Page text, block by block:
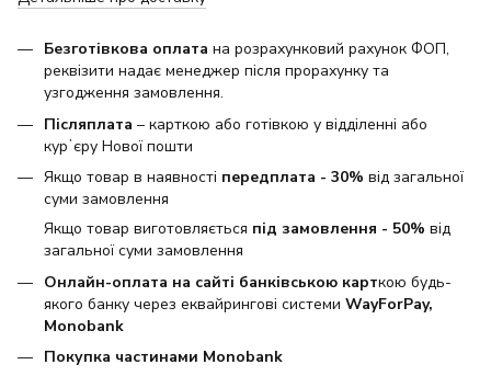
Безготівкова оплата на розрахунковий рахунок ФОП,
реквізити надає менеджер після прорахунку та
узгодження замовлення.
Післяплата – карткою або готівкою у відділенні або
курʼєру Нової пошти
Якщо товар в наявності передплата - 30% від загальної
суми замовлення
Якщо товар виготовляється під замовлення - 50% від
загальної суми замовлення
Онлайн-оплата на сайті банківською карткою будь-
якого банку через еквайрингові системи WayForPay,
Monobank
Покупка частинами Monobank